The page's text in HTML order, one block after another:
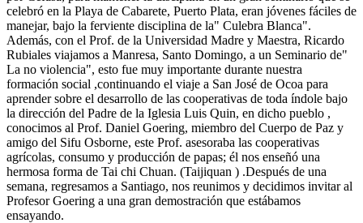
celebró en la Playa de Cabarete, Puerto Plata, eran jóvenes fáciles de
manejar, bajo la ferviente disciplina de la" Culebra Blanca".
Además, con el Prof. de la Universidad Madre y Maestra, Ricardo
Rubiales viajamos a Manresa, Santo Domingo, a un Seminario de"
La no violencia", esto fue muy importante durante nuestra
formación social ,continuando el viaje a San José de Ocoa para
aprender sobre el desarrollo de las cooperativas de toda índole bajo
la dirección del Padre de la Iglesia Luis Quin, en dicho pueblo ,
conocimos al Prof. Daniel Goering, miembro del Cuerpo de Paz y
amigo del Sifu Osborne, este Prof. asesoraba las cooperativas
agrícolas, consumo y producción de papas; él nos enseñó una
hermosa forma de Tai chi Chuan. (Taijiquan ) .Después de una
semana, regresamos a Santiago, nos reunimos y decidimos invitar al
Profesor Goering a una gran demostración que estábamos
ensayando.